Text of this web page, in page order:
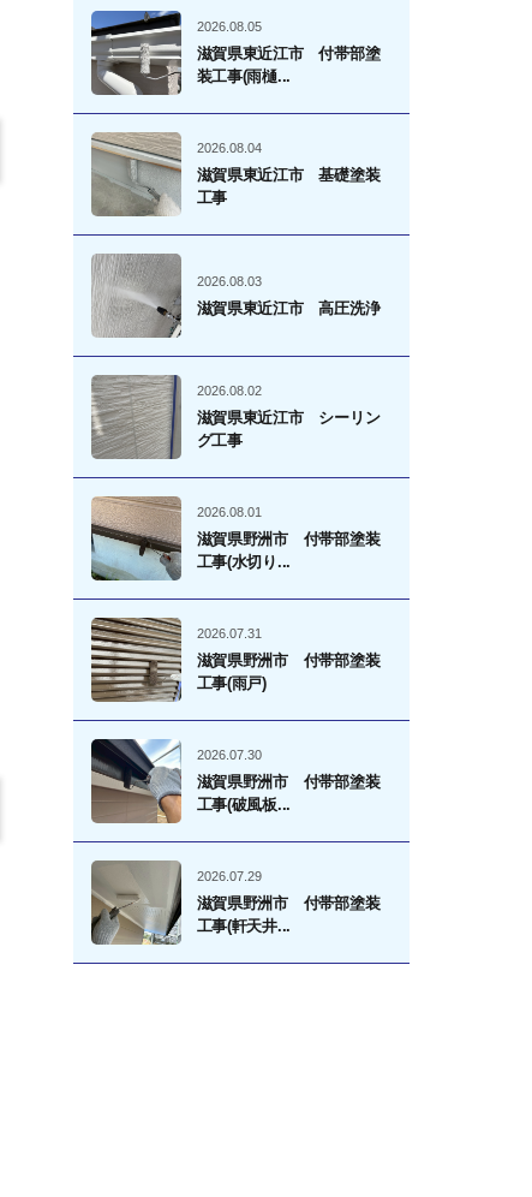
2026.08.05
滋賀県東近江市 付帯部塗
装工事(雨樋...
2026.08.04
滋賀県東近江市 基礎塗装
工事
2026.08.03
滋賀県東近江市 高圧洗浄
2026.08.02
滋賀県東近江市 シーリン
グ工事
2026.08.01
滋賀県野洲市 付帯部塗装
工事(水切り...
2026.07.31
滋賀県野洲市 付帯部塗装
工事(雨戸)
2026.07.30
滋賀県野洲市 付帯部塗装
工事(破風板...
2026.07.29
滋賀県野洲市 付帯部塗装
工事(軒天井...